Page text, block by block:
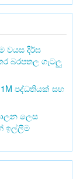
වයස දීර්ඝ
බරපතල ගැටලු
පද්ධතියක් සහ
ලෙස
ඉල්ලීම